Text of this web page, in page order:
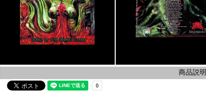
商品説明